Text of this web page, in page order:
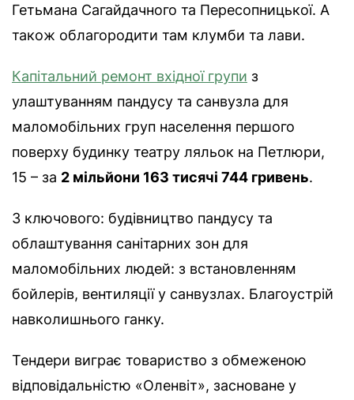
Гетьмана Сагайдачного та Пересопницької. А
також облагородити там клумби та лави.
Капітальний ремонт вхідної групи з
улаштуванням пандусу та санвузла для
маломобільних груп населення першого
поверху будинку театру ляльок на Петлюри,
15 – за 2 мільйони 163 тисячі 744 гривень.
З ключового: будівництво пандусу та
облаштування санітарних зон для
маломобільних людей: з встановленням
бойлерів, вентиляції у санвузлах. Благоустрій
навколишнього ганку.
Тендери виграє товариство з обмеженою
відповідальністю «Оленвіт», засноване у